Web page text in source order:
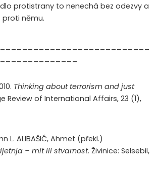
protistrany to nenechá bez odezvy a
proti němu.
Thinking about terrorism and just
Review of International Affairs, 23 (1),
L. ALIBAŠIĆ, Ahmet (překl.)
– mit ili stvarnost. Živinice: Selsebil,